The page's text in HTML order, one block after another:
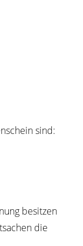
sind:
besitzen
die